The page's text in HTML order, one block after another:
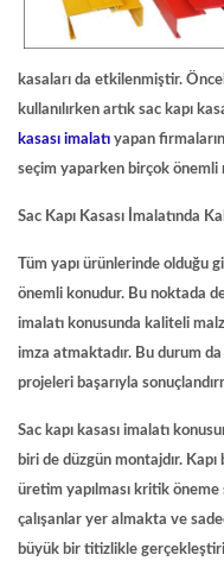
kasaları da etkilenmiştir.
kullanılırken artık sac kapı
kasası imalatı yapan
seçim yaparken birçok önemli
Sac Kapı Kasası İmalatında
Tüm yapı ürünlerinde olduğu
önemli konudur. Bu noktada
imalatı konusunda kaliteli
imza atmaktadır. Bu durum
projeleri başarıyla
Sac kapı kasası imalatı
biri de düzgün montajdır.
üretim yapılması kritik öneme
çalışanlar yer almakta ve
büyük bir titizlikle